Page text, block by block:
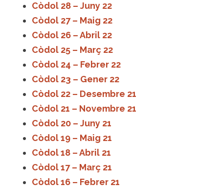
Còdol 28 – Juny 22
Còdol 27 – Maig 22
Còdol 26 – Abril 22
Còdol 25 – Març 22
Còdol 24 – Febrer 22
Còdol 23 – Gener 22
Còdol 22 – Desembre 21
Còdol 21 – Novembre 21
Còdol 20 – Juny 21
Còdol 19 – Maig 21
Còdol 18 – Abril 21
Còdol 17 – Març 21
Còdol 16 – Febrer 21